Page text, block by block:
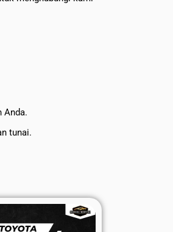
Anda.
tunai.